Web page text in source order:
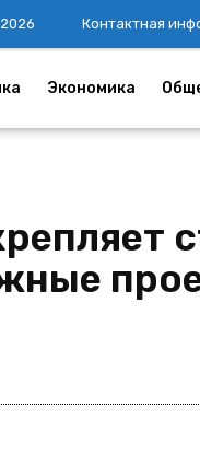
Контактная
Экономика